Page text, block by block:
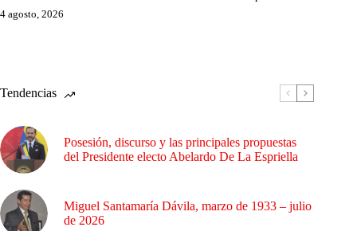
4 agosto, 2026
Tendencias
Posesión, discurso y las principales propuestas
del Presidente electo Abelardo De La Espriella
Miguel Santamaría Dávila, marzo de 1933 – julio
de 2026